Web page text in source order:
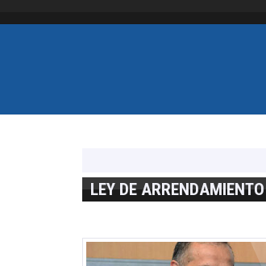
LEY DE ARRENDAMIENTO